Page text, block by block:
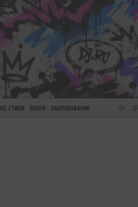
СТИЛИ БЛОГИ ОБОРУДОВАНИЕ